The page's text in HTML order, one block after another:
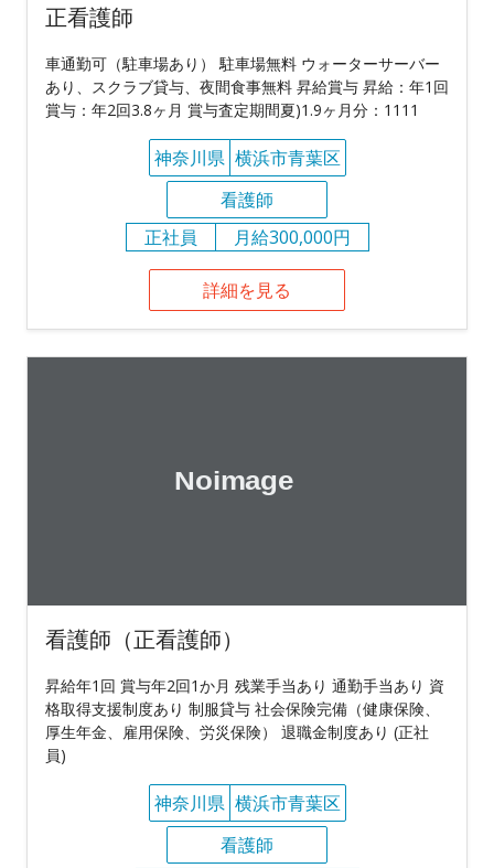
正看護師
車通勤可（駐車場あり） 駐車場無料 ウォーターサーバー
あり、スクラブ貸与、夜間食事無料 昇給賞与 昇給：年1回
賞与：年2回3.8ヶ月 賞与査定期間夏)1.9ヶ月分：1111
神奈川県 横浜市青葉区
看護師
正社員
月給300,000円
詳細を見る
看護師（正看護師）
昇給年1回 賞与年2回1か月 残業手当あり 通勤手当あり 資
格取得支援制度あり 制服貸与 社会保険完備（健康保険、
厚生年金、雇用保険、労災保険） 退職金制度あり (正社
員)
神奈川県 横浜市青葉区
看護師